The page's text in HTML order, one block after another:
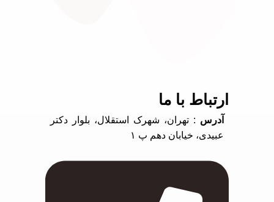
ارتباط با ما
آدرس : تهران، شهرک استقلال، بلوار دکتر
عبیدی، خیابان دهم پ ۱